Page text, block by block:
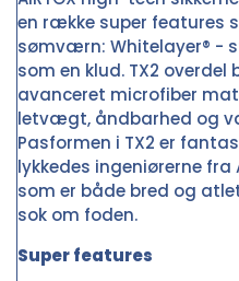
en række super features
sømværn: Whitelayer® -
som en klud. TX2
avanceret microfiber
letvægt, åndbarhed og
Pasformen i TX2 er
lykkedes ingeniørerne
som er både bred og
sok om foden.
Super features